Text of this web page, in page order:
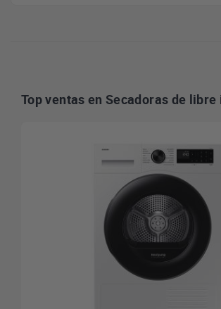
Top ventas en Secadoras de